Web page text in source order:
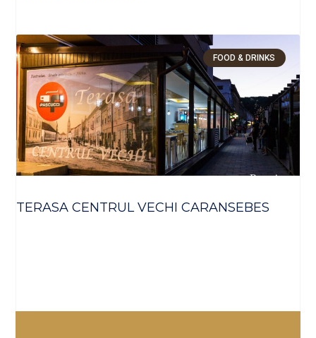
FOOD & DRINKS
TERASA CENTRUL VECHI CARANSEBES